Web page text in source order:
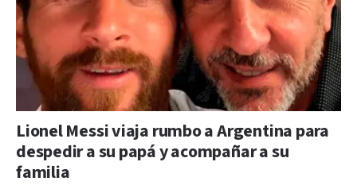
Lionel Messi viaja rumbo a Argentina para
despedir a su papá y acompañar a su
familia